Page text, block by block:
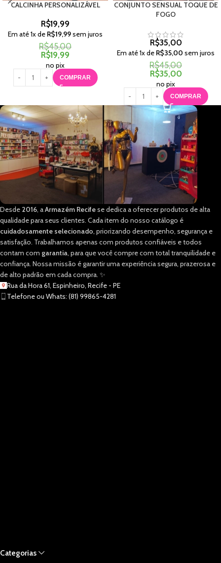
CALCINHA PERSONALIZÁVEL
R$19,99
Em até1x de R$19,99sem juros
R$45,00
R$19,99
no pix
COMPRAR
CONJUNTO SENSUAL TOQUE DE
FOGO
R$35,00
Em até1x de R$35,00 sem juros
R$45,00
R$35,00
no pix
COMPRAR
Desde 2016, aArmazém Recifese dedica a oferecer produtos de alta
qualidade para seus clientes. Cada item do nosso catálogo é
cuidadosamente selecionado, priorizando desempenho, segurança e
satisfação. Trabalhamos apenas com produtos confiáveis e todos
contam com garantia, para que você compre com total tranquilidade e
confiança. Nossa missão é garantir uma experiência segura, prazerosa e
de alto padrão em cada compra. ✨
Rua da Hora 61, Espinheiro, Recife - PE
Telefone ou Whats: (81) 99865-4281
Categorias